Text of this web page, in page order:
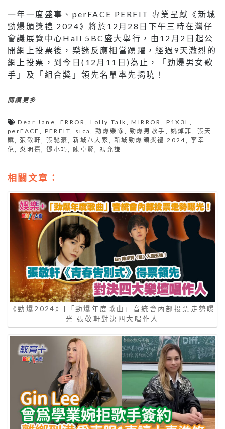
一年一度盛事、perFACE PERFIT 專業呈獻《新城
勁爆頒獎禮 2024》將於12月28日下午三時在灣仔
會議展覽中心Hall 5BC盛大舉行，由12月2日起公
開網上投票後，樂迷反應相當踴躍，經過9天激烈的
網上投票，到今日(12月11日)為止，「勁爆男女歌
手」及「組合獎」領先名單率先揭曉！
閱讀更多
Dear Jane ERROR Lolly Talk ,MIRROR P1X3L
perFACE
PERFIT sica ,勁爆樂隊 勁爆男歌手 姚焯菲
張天
賦
,張敬軒 ,張馳豪 ,新城八大家 ,新城勁爆頒獎禮 2024
李幸
倪
炎明熹 ,鄧小巧 陳卓賢 ,馮允謙
相關文章：
《勁爆2024》|「勁爆年度歌曲」音統會內部投票走勢曝
光 張敬軒對決四大唱作人